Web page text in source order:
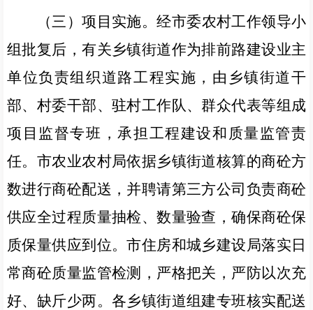
（三）项目实施。经市委农村工作领导小
组批复后，有关乡镇街道作为排前路建设业主
单位负责组织道路工程实施，由乡镇街道干
部、村委干部、驻村工作队、群众代表等组成
项目监督专班，承担工程建设和质量监管责
任。市农业农村局依据乡镇街道核算的商砼方
数进行商砼配送，并聘请第三方公司负责商砼
供应全过程质量抽检、数量验查，确保商砼保
质保量供应到位。市住房和城乡建设局落实日
常商砼质量监管检测，严格把关，严防以次充
好、缺斤少两。各乡镇街道组建专班核实配送